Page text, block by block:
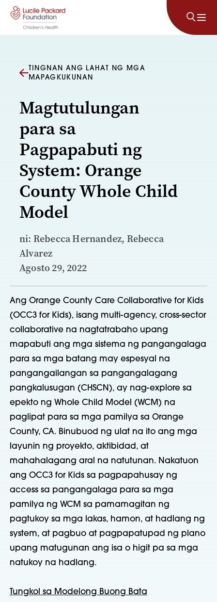
Lumaktaw sa nilalaman
TINGNAN ANG LAHAT NG MGA
MAPAGKUKUNAN
Magtutulungan
para sa
Pagpapabuti ng
System: Orange
County Whole Child
Model
ni: Rebecca Hernandez, Rebecca
Alvarez
Agosto 29, 2022
Ang Orange County Care Collaborative for Kids
(OCC3 for Kids), isang multi-agency, cross-sector
collaborative na nagtatrabaho upang
mapabuti ang mga sistema ng pangangalaga
para sa mga batang may espesyal na
pangangailangan sa pangangalagang
pangkalusugan (CHSCN), ay nag-explore sa
epekto ng Whole Child Model (WCM) na
paglipat para sa mga pamilya sa Orange
County, CA. Binubuod ng ulat na ito ang mga
layunin ng proyekto, aktibidad, at
mahahalagang aral na natutunan. Nakatuon
ang OCC3 for Kids sa pagpapahusay ng
access sa pangangalaga para sa mga
pamilya ng WCM sa pamamagitan ng
pagtukoy sa mga lakas, hamon, at hadlang ng
system, at pagbuo at pagpapatupad ng plano
upang matugunan ang isa o higit pa sa mga
natukoy na hadlang.
Tungkol sa Modelong Buong Bata